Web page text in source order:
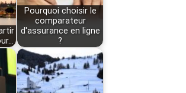
Pourquoi choisir le
comparateur
d'assurance en ligne
?